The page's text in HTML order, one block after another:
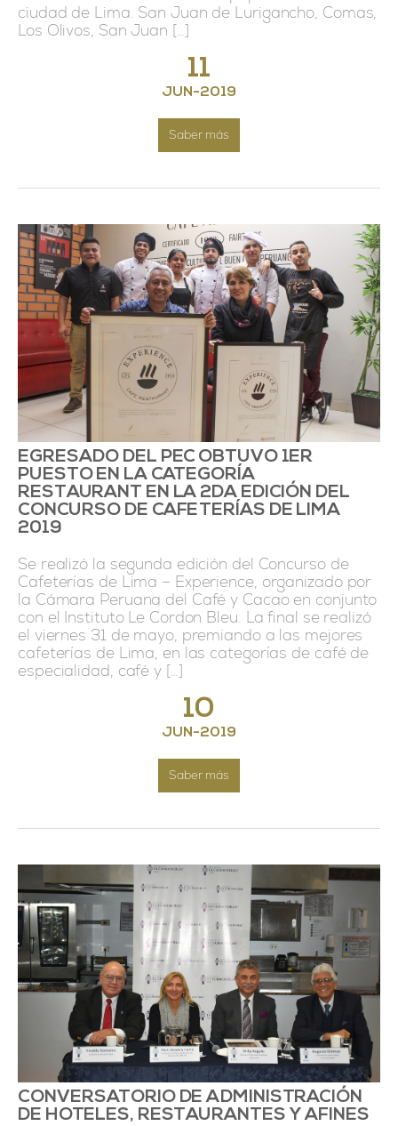
11
JUN-2019
Saber más
ciudad de Lima. San Juan de Lurigancho, Comas,
Los Olivos, San Juan […]
10
JUN-2019
Saber más
EGRESADO DEL PEC OBTUVO 1ER
PUESTO EN LA CATEGORÍA
RESTAURANT EN LA 2DA EDICIÓN DEL
CONCURSO DE CAFETERÍAS DE LIMA
2019
Se realizó la segunda edición del Concurso de
Cafeterías de Lima – Experience, organizado por
la Cámara Peruana del Café y Cacao en conjunto
con el Instituto Le Cordon Bleu. La final se realizó
el viernes 31 de mayo, premiando a las mejores
cafeterías de Lima, en las categorías de café de
especialidad, café y […]
CONVERSATORIO DE ADMINISTRACIÓN
DE HOTELES, RESTAURANTES Y AFINES